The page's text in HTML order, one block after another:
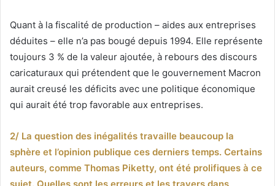
Quant à la fiscalité de production – aides aux entreprises
déduites – elle n’a pas bougé depuis 1994. Elle représente
toujours 3 % de la valeur ajoutée, à rebours des discours
caricaturaux qui prétendent que le gouvernement Macron
aurait creusé les déficits avec une politique économique
qui aurait été trop favorable aux entreprises.
2/ La question des inégalités travaille beaucoup la
sphère et l’opinion publique ces derniers temps. Certains
auteurs, comme Thomas Piketty, ont été prolifiques à ce